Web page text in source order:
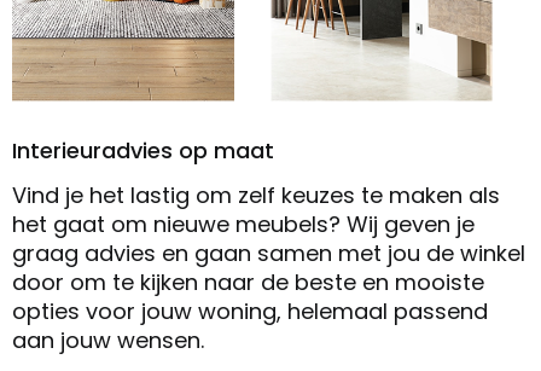
Interieuradvies op maat
Vind je het lastig om zelf keuzes te maken als
het gaat om nieuwe meubels? Wij geven je
graag advies en gaan samen met jou de winkel
door om te kijken naar de beste en mooiste
opties voor jouw woning, helemaal passend
aan jouw wensen.